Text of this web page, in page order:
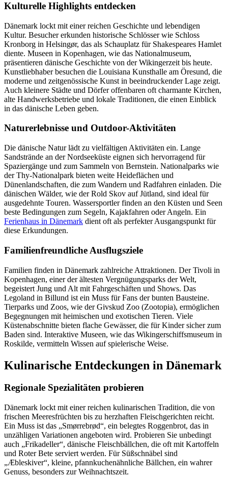
Kulturelle Highlights entdecken
Dänemark lockt mit einer reichen Geschichte und lebendigen
Kultur. Besucher erkunden historische Schlösser wie Schloss
Kronborg in Helsingør, das als Schauplatz für Shakespeares Hamlet
diente. Museen in Kopenhagen, wie das Nationalmuseum,
präsentieren dänische Geschichte von der Wikingerzeit bis heute.
Kunstliebhaber besuchen die Louisiana Kunsthalle am Öresund, die
moderne und zeitgenössische Kunst in beeindruckender Lage zeigt.
Auch kleinere Städte und Dörfer offenbaren oft charmante Kirchen,
alte Handwerksbetriebe und lokale Traditionen, die einen Einblick
in das dänische Leben geben.
Naturerlebnisse und Outdoor-Aktivitäten
Die dänische Natur lädt zu vielfältigen Aktivitäten ein. Lange
Sandstrände an der Nordseeküste eignen sich hervorragend für
Spaziergänge und zum Sammeln von Bernstein. Nationalparks wie
der Thy-Nationalpark bieten weite Heideflächen und
Dünenlandschaften, die zum Wandern und Radfahren einladen. Die
dänischen Wälder, wie der Rold Skov auf Jütland, sind ideal für
ausgedehnte Touren. Wassersportler finden an den Küsten und Seen
beste Bedingungen zum Segeln, Kajakfahren oder Angeln. Ein
Ferienhaus in Dänemark dient oft als perfekter Ausgangspunkt für
diese Erkundungen.
Familienfreundliche Ausflugsziele
Familien finden in Dänemark zahlreiche Attraktionen. Der Tivoli in
Kopenhagen, einer der ältesten Vergnügungsparks der Welt,
begeistert Jung und Alt mit Fahrgeschäften und Shows. Das
Legoland in Billund ist ein Muss für Fans der bunten Bausteine.
Tierparks und Zoos, wie der Givskud Zoo (Zootopia), ermöglichen
Begegnungen mit heimischen und exotischen Tieren. Viele
Küstenabschnitte bieten flache Gewässer, die für Kinder sicher zum
Baden sind. Interaktive Museen, wie das Wikingerschiffsmuseum in
Roskilde, vermitteln Wissen auf spielerische Weise.
Kulinarische Entdeckungen in Dänemark
Regionale Spezialitäten probieren
Dänemark lockt mit einer reichen kulinarischen Tradition, die von
frischen Meeresfrüchten bis zu herzhaften Fleischgerichten reicht.
Ein Muss ist das „Smørrebrød“, ein belegtes Roggenbrot, das in
unzähligen Variationen angeboten wird. Probieren Sie unbedingt
auch „Frikadeller“, dänische Fleischbällchen, die oft mit Kartoffeln
und Roter Bete serviert werden. Für Süßschnäbel sind
„Æbleskiver“, kleine, pfannkuchenähnliche Bällchen, ein wahrer
Genuss, besonders zur Weihnachtszeit.